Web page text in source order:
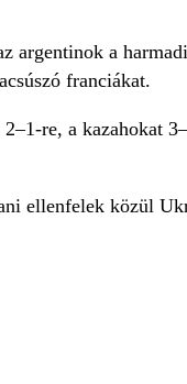
argentinok a
franciákat.
re, a kazahokat
ellenfelek közül